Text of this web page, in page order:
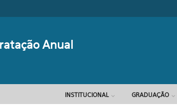
Anual
INSTITUCIONAL GRADUAÇÃO